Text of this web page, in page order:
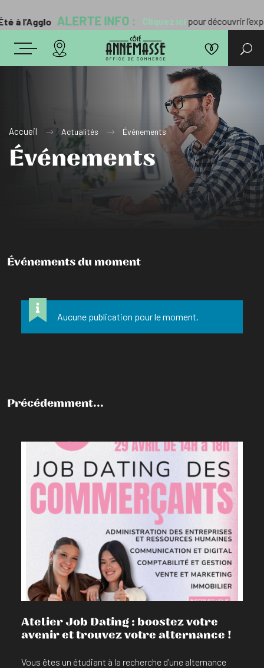
ALERTE INFO : Cliquez icipour découvrir l’exposition “
Accueil Actualités Événements
Événements
Événements du moment
Aucune publication pour le moment.
Précédemment...
En savoir plus
Atelier Job Dating : boostez votre
avenir et trouvez votre alternance !
Vous êtes un étudiant à la recherche d’une alternance